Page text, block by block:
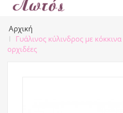
Αρχική
Γυάλινος κύλινδρος με
ορχιδέες